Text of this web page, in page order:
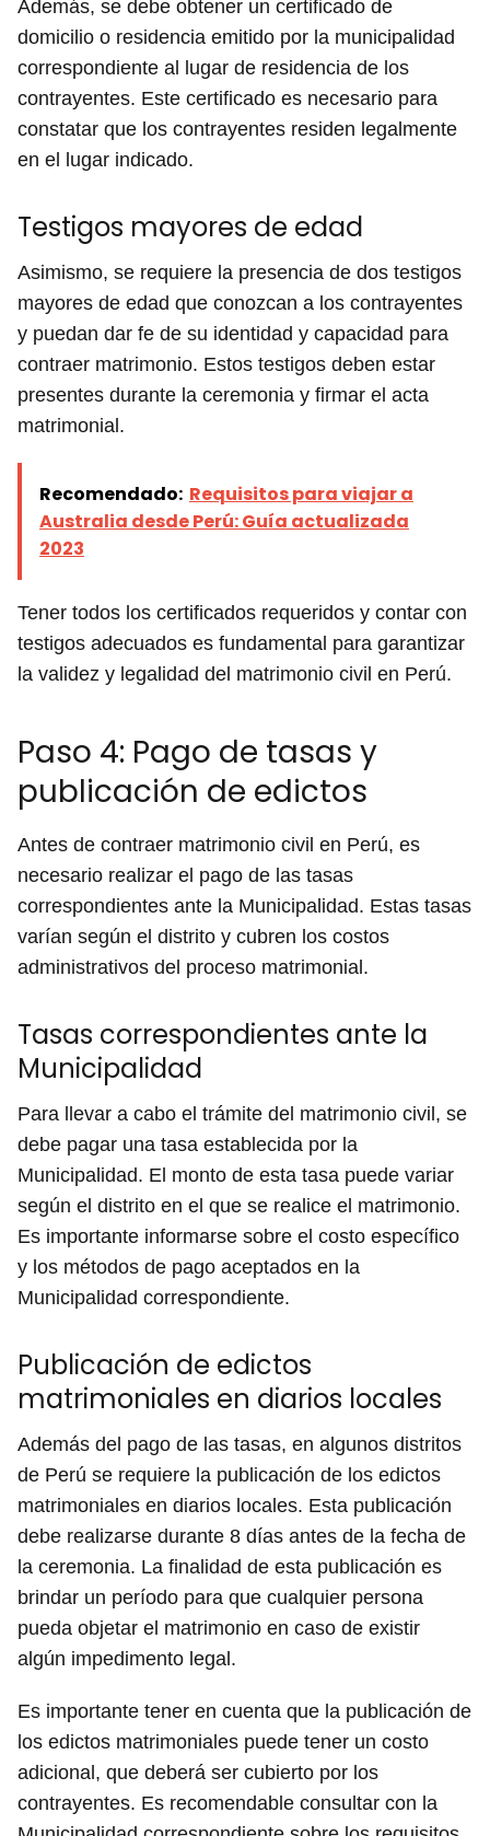
Además, se debe obtener un certificado de
domicilio o residencia emitido por la municipalidad
correspondiente al lugar de residencia de los
contrayentes. Este certificado es necesario para
constatar que los contrayentes residen legalmente
en el lugar indicado.
Testigos mayores de edad
Asimismo, se requiere la presencia de dos testigos
mayores de edad que conozcan a los contrayentes
y puedan dar fe de su identidad y capacidad para
contraer matrimonio. Estos testigos deben estar
presentes durante la ceremonia y firmar el acta
matrimonial.
Recomendado: Requisitos para viajar a
Australia desde Perú: Guía actualizada
2023
Tener todos los certificados requeridos y contar con
testigos adecuados es fundamental para garantizar
la validez y legalidad del matrimonio civil en Perú.
Paso 4: Pago de tasas y
publicación de edictos
Antes de contraer matrimonio civil en Perú, es
necesario realizar el pago de las tasas
correspondientes ante la Municipalidad. Estas tasas
varían según el distrito y cubren los costos
administrativos del proceso matrimonial.
Tasas correspondientes ante la
Municipalidad
Para llevar a cabo el trámite del matrimonio civil, se
debe pagar una tasa establecida por la
Municipalidad. El monto de esta tasa puede variar
según el distrito en el que se realice el matrimonio.
Es importante informarse sobre el costo específico
y los métodos de pago aceptados en la
Municipalidad correspondiente.
Publicación de edictos
matrimoniales en diarios locales
Además del pago de las tasas, en algunos distritos
de Perú se requiere la publicación de los edictos
matrimoniales en diarios locales. Esta publicación
debe realizarse durante 8 días antes de la fecha de
la ceremonia. La finalidad de esta publicación es
brindar un período para que cualquier persona
pueda objetar el matrimonio en caso de existir
algún impedimento legal.
Es importante tener en cuenta que la publicación de
los edictos matrimoniales puede tener un costo
adicional, que deberá ser cubierto por los
contrayentes. Es recomendable consultar con la